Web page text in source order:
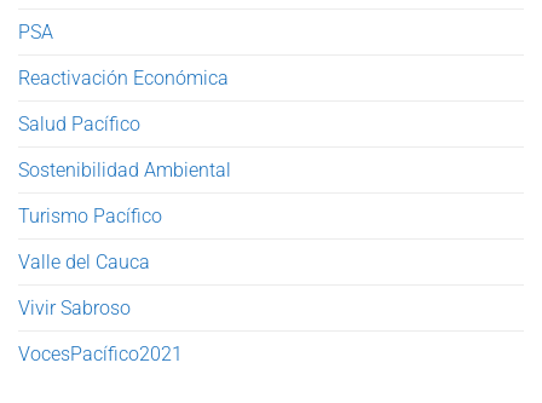
PSA
Reactivación Económica
Salud Pacífico
Sostenibilidad Ambiental
Turismo Pacífico
Valle del Cauca
Vivir Sabroso
VocesPacífico2021